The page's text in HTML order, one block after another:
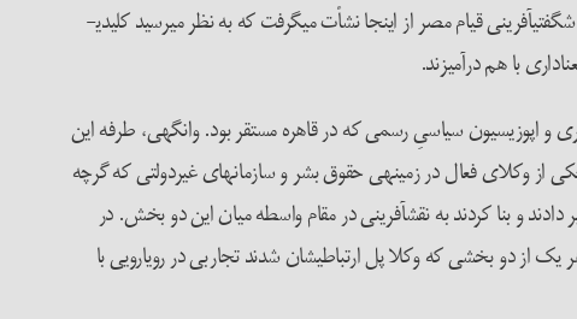
نامحتمل. بااین­حال، در خیلی از این نمونه­ها ائتلاف­ها در گذر زمان شکل گرفت آن­هم به یُمن مساعی محتاطانه و سنجیده­ی واسطه­های کلیدی. شگفتی­آفرینی قیام مصر از این­جا نشأت می­گرفت که به نظر می­رسید کلیدی­
با هم درآمیزند.
و اپوزیسیون سیاسیِ رسمی که در قاهره مستقر بود. وانگهی، طرفه این
نبود. بلکه گروه کوچکی از وکلای فعال در زمینه­ی حقوق بشر و سازمان­های غیردولتی که گرچه
و بنا کردند به نقش­آفرینی در مقام واسطه میان این دو بخش. در
ژانویه را موفقیت­آمیز ساخت بخت مساعد آفرید. هر یک از دو بخشی که وکلا پل ارتباطی­شان شدند تجاربی در رویارویی با